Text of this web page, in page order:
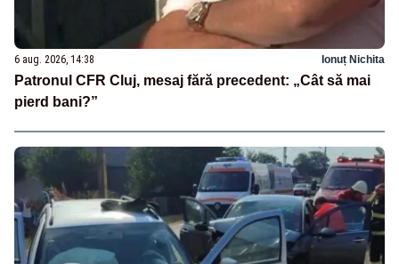
6 aug. 2026, 14:38 Ionuț Nichita
Patronul CFR Cluj, mesaj fără precedent: „Cât să mai
pierd bani?”